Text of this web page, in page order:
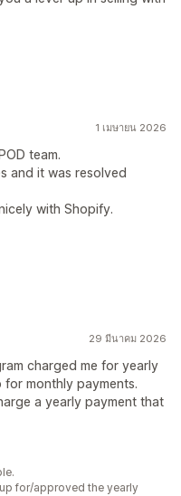
1 เมษายน 2026
team.
and it was resolved
with Shopify.
29 มีนาคม 2026
charged me for yearly
monthly payments.
a yearly payment that
for/approved the yearly